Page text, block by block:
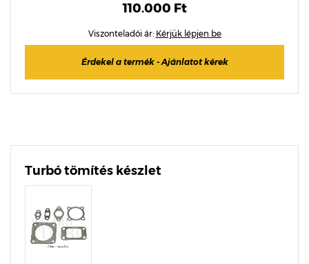
110.000 Ft
Viszonteladói ár: Kérjük lépjen be
Érdekel a termék - Ajánlatot kérek
Turbó tömítés készlet